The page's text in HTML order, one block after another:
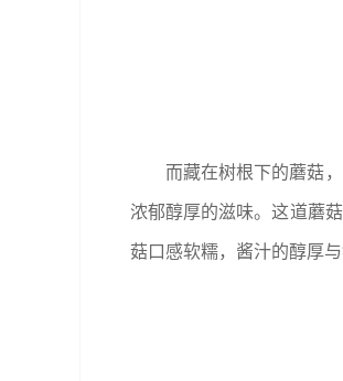
而藏在树根下的蘑菇
浓郁醇厚的滋味。这道蘑
菇口感软糯，酱汁的醇厚